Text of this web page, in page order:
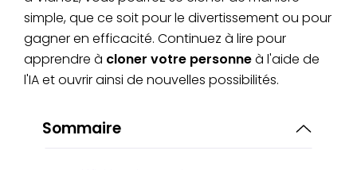
simple, que ce soit pour le divertissement ou pour
gagner en efficacité. Continuez à lire pour
apprendre à cloner votre personneà l'aide de
l'IA et ouvrir ainsi de nouvelles possibilités.
Sommaire